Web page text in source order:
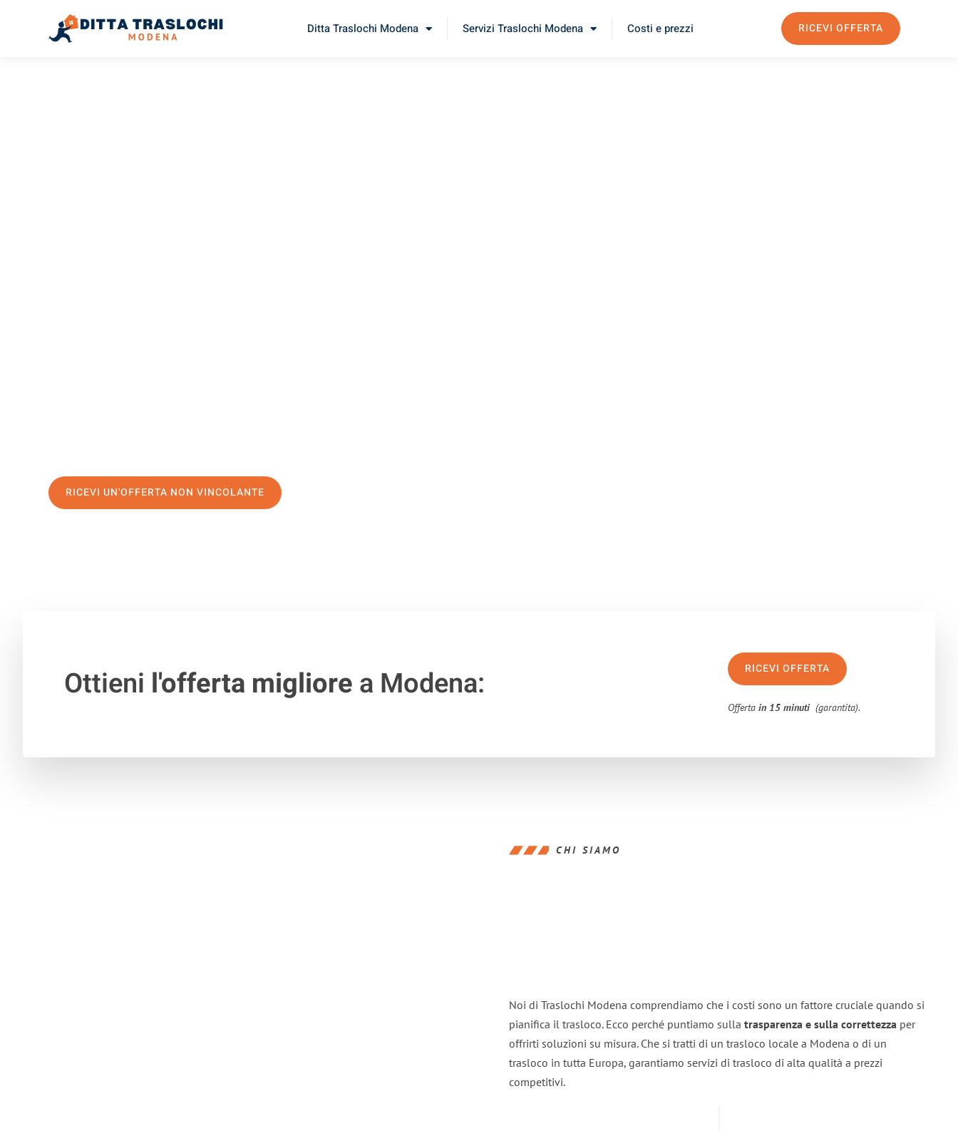
Ditta Traslochi Modena Servizi Traslochi Modena Costi e prezzi RICEVI OFFERTA
RICEVI UN'OFFERTA NON VINCOLANTE
Ottieni l'offerta migliorea Modena: RICEVI OFFERTA
Offertain 15 minuti (garantita).
CHI SIAMO
Noi di Traslochi Modena comprendiamo che i costi sono un fattore cruciale quando si
pianifica il trasloco. Ecco perché puntiamo sulla trasparenza e sulla correttezza per
offrirti soluzioni su misura. Che si tratti di un trasloco locale a Modena o di un
trasloco in tutta Europa, garantiamo servizi di trasloco di alta qualità a prezzi
competitivi.